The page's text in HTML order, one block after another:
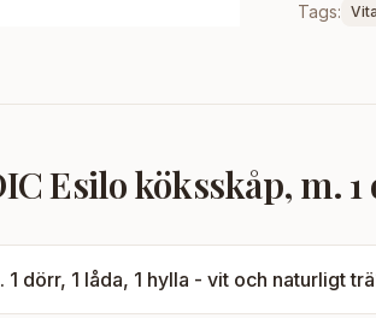
Tags:
Esilo köksskåp, m.
dörr, 1 låda, 1 hylla - vit och naturligt trä